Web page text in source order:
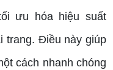
ưu hóa hiệu suất
trang. Điều này giúp
cách nhanh chóng